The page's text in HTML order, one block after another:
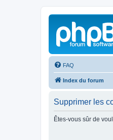
FAQ
Index du forum
Supprimer les
Êtes-vous sûr de